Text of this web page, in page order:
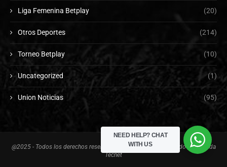
Liga Femenina Betplay (20)
Otros Deportes (214)
Torneo Betplay (10)
Uncategorized (1)
Union Noticias (95)
@2025 - Todos los derechos reservados. Diseñado y desarrollado por Tienda
Tecnet
NEED HELP? CHAT
WITH US